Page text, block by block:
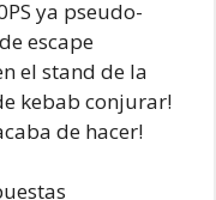
ya pseudo-
escape
el stand de la
kebab conjurar!
de hacer!